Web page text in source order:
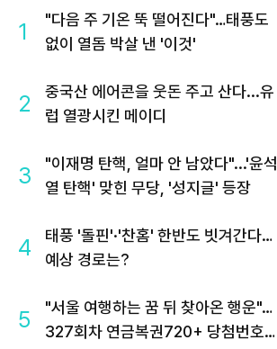
1
"다음 주 기온 뚝 떨어진다"…태풍도
없이 열돔 박살 낸 '이것'
2
중국산 에어콘을 웃돈 주고 산다...유
럽 열광시킨 메이디
3
"이재명 탄핵, 얼마 안 남았다"...'윤석
열 탄핵' 맞힌 무당, '성지글' 등장
4
태풍 '돌핀'·'찬홈' 한반도 빗겨간다…
예상 경로는?
5
"서울 여행하는 꿈 뒤 찾아온 행운"…
327회차 연금복권720+ 당첨번호조